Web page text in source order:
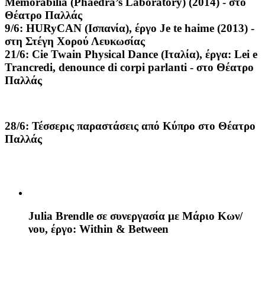
Θέατρο Παλλάς
9/6: HURyCAN (Ισπανία), έργο Je te haime (2013) -
στη Στέγη Χορού Λευκωσίας
21/6: Cie Twain Physical Dance (Ιταλία), έργα: Lei e
Trancredi, denounce di corpi parlanti - στο Θέατρο
Παλλάς
28/6: Τέσσερις παραστάσεις από Κύπρο στο Θέατρο
Παλλάς
Julia Brendle σε συνεργασία με Μάριο Κων/
νου, έργο: Within & Between